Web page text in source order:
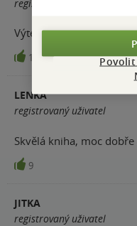
registrovaný uživatel
Výtečná kniha o boji s
11
LENKA
registrovaný uživatel
Skvělá kniha, moc
9
JITKA
registrovaný uživatel
Povolit